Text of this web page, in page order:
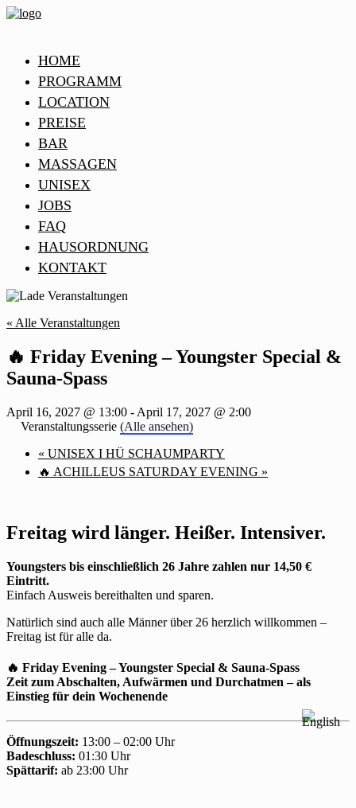
HOME
PROGRAMM
LOCATION
PREISE
BAR
MASSAGEN
UNISEX
JOBS
FAQ
HAUSORDNUNG
KONTAKT
« Alle Veranstaltungen
🔥 Friday Evening – Youngster Special &
Sauna-Spass
April 16, 2027 @ 13:00 - April 17, 2027 @ 2:00
Veranstaltungsserie (Alle ansehen)
« UNISEX I HÜ SCHAUMPARTY
🔥 ACHILLEUS SATURDAY EVENING »
Freitag wird länger. Heißer. Intensiver.
Youngsters bis einschließlich 26 Jahre zahlen nur 14,50 €
Eintritt.
Einfach Ausweis bereithalten und sparen.
Natürlich sind auch alle Männer über 26 herzlich willkommen –
Freitag ist für alle da.
🔥 Friday Evening – Youngster Special & Sauna-Spass
Zeit zum Abschalten, Aufwärmen und Durchatmen – als
Einstieg für dein Wochenende
Öffnungszeit: 13:00 – 02:00 Uhr
Badeschluss: 01:30 Uhr
Spättarif: ab 23:00 Uhr